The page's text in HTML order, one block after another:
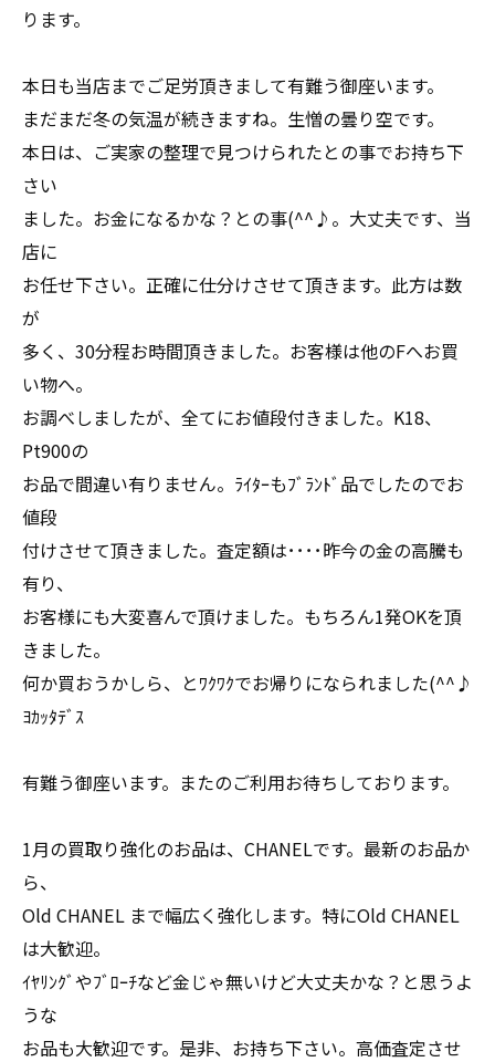
ります。
本日も当店までご足労頂きまして有難う御座います。
まだまだ冬の気温が続きますね。生憎の曇り空です。
本日は、ご実家の整理で見つけられたとの事でお持ち下
さい
ました。お金になるかな？との事(^^♪。大丈夫です、当
店に
お任せ下さい。正確に仕分けさせて頂きます。此方は数
が
多く、30分程お時間頂きました。お客様は他のFへお買
い物へ。
お調べしましたが、全てにお値段付きました。K18、
Pt900の
お品で間違い有りません。ﾗｲﾀｰもﾌﾞﾗﾝﾄﾞ品でしたのでお
値段
付けさせて頂きました。査定額は････昨今の金の高騰も
有り、
お客様にも大変喜んで頂けました。もちろん1発OKを頂
きました。
何か買おうかしら、とﾜｸﾜｸでお帰りになられました(^^♪
ﾖｶｯﾀﾃﾞｽ
有難う御座います。またのご利用お待ちしております。
1月の買取り強化のお品は、CHANELです。最新のお品か
ら、
Old CHANEL まで幅広く強化します。特にOld CHANEL
は大歓迎。
ｲﾔﾘﾝｸﾞやﾌﾞﾛｰﾁなど金じゃ無いけど大丈夫かな？と思うよ
うな
お品も大歓迎です。是非、お持ち下さい。高価査定させ